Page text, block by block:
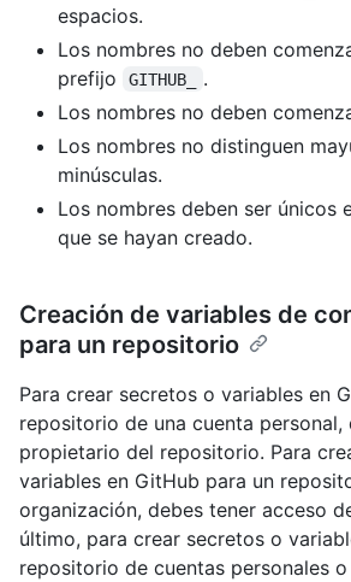
espacios.
Los nombres no deben
prefijo
GITHUB_
.
Los nombres no deben
Los nombres no distinguen
minúsculas.
Los nombres deben ser únicos
que se hayan creado.
Creación de variables de
para un repositorio
Para crear secretos o variables en
repositorio de una cuenta personal,
propietario del repositorio. Para
variables en GitHub para un
organización, debes tener acceso
último, para crear secretos o
repositorio de cuentas personales